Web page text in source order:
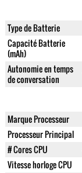
Type de Batterie
Capacité Batterie
(mAh)
Autonomie en temps
de conversation
Marque Processeur
Processeur Principal
# Cores CPU
Vitesse horloge CPU